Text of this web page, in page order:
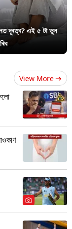
দূৰত্ব? এই ৫ টা ভুল
View More